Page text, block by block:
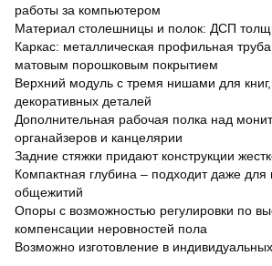
работы за компьютером
Материал столешницы и полок: ДСП
Каркас: металлическая профильная
матовым порошковым покрытием
Верхний модуль с тремя нишами для
декоративных деталей
Дополнительная рабочая полка над
органайзеров и канцелярии
Задние стяжки придают конструкции
Компактная глубина – подходит даже
общежитий
Опоры с возможностью регулировки по
компенсации неровностей пола
Возможно изготовление в